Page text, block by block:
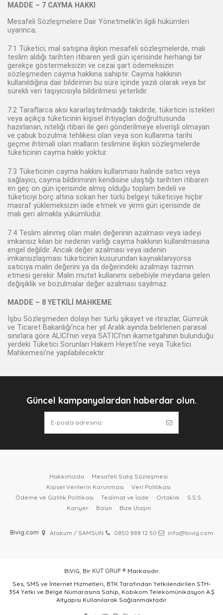
MADDE – 7 CAYMA HAKKI
Mesafeli Sözleşmelere Dair Yönetmelik’in ilgili hükümleri
uyarınca;
7.1 Tüketici; mal satışına ilişkin mesafeli sözleşmelerde, malı
teslim aldığı tarihten itibaren yedi gün içerisinde herhangi bir
gerekçe göstermeksizin ve cezai şart ödemeksizin
sözleşmeden cayma hakkına sahiptir. Cayma hakkının
kullanıldığına dair bildirimin bu süre içinde yazılı olarak veya bir
sürekli veri taşıyıcısıyla bildirilmesi yeterlidir.
7.2 Taraflarca aksi kararlaştırılmadığı takdirde, tüketicin istekleri
veya açıkça tüketicinin kişisel ihtiyaçları doğrultusunda
hazırlanan, niteliği itibari ile geri gönderilmeye elverişli olmayan
ve çabuk bozulma tehlikesi olan veya son kullanma tarihi
geçme ihtimali olan malların teslimine ilişkin sözleşmelerde
tüketicinin cayma hakkı yoktur.
7.3 Tüketicinin cayma hakkını kullanması halinde satıcı veya
sağlayıcı, cayma bildiriminin kendisine ulaştığı tarihten itibaren
en geç on gün içerisinde almış olduğu toplam bedeli ve
tüketiciyi borç altına sokan her türlü belgeyi tüketiciye hiçbir
masraf yüklemeksizin iade etmek ve yirmi gün içerisinde de
malı geri almakla yükümlüdür.
7.4 Teslim alınmış olan malın değerinin azalması veya iadeyi
imkansız kılan bir nedenin varlığı cayma hakkının kullanılmasına
engel değildir. Ancak değer azalması veya iadenin
imkansızlaşması tüketicinin kusurundan kaynaklanıyorsa
satıcıya malın değerini ya da değerindeki azalmayı tazmin
etmesi gerekir. Malın mutat kullanımı sebebiyle meydana gelen
değişiklik ve bozulmalar değer azalması sayılmaz.
MADDE – 8 YETKİLİ MAHKEME
İşbu Sözleşmeden dolayı her türlü şikayet ve itirazlar, Gümrük
ve Ticaret Bakanlığı’nca her yıl Aralık ayında belirlenen parasal
sınırlara göre ALICI’nın veya SATICI’nın ikametgahının bulunduğu
yerdeki Tüketici Sorunları Hakem Heyeti’ne veya Tüketici
Mahkemesi’ne yapılabilecektir.
Güncel kampanyalardan haberdar olun.
Hakkımızda
Mesafeli Satış Sözleşmesi
Kişisel Verilerin Korunması
Veri Politikası
Ödeme ve Gizlilik Politikası
Teslimat ve İade Ortaklık
S.S.S.
Kariyer
Basın Bize Ulaşın
Bivig.com Atakum / SAMSUN 0850 888 12 50 info@bivig.com
BiViG, Bir KUT GRUP ® Markasıdır.
Ses, SMS ve İnternet Hizmetleri, BTK Tarafından Yetkilendirilen STH-
354 Yetki ve Belge Numarasına Sahip, Kobikom Telekomünikasyon A.Ş
Altyapısı Kullanılarak Sağlanmaktadır.